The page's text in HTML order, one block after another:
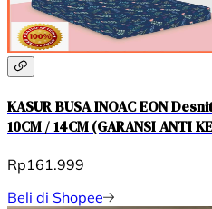
KASUR BUSA INOAC EON
10CM / 14CM (GARANSI ANTI
Rp161.999
Beli di Shopee